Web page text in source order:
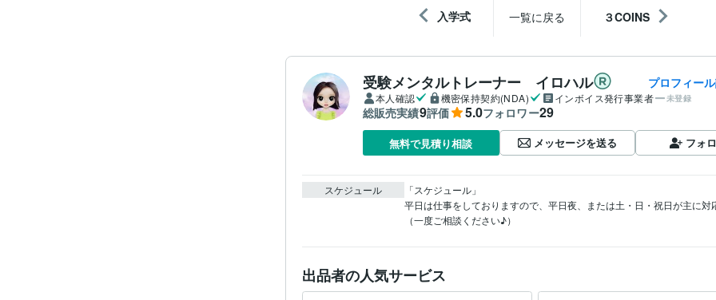
入学式 一覧に戻る ３COINS
受験メンタルトレーナー イロハル プロフィー
本人確認 機密保持契約(NDA) インボイス発行事業者 未登録
総販売実績9評価 5.0フォロワー29
無料で見積り相談 メッセージを送る フォ
スケジュール
「スケジュール」
平日は仕事をしておりますので、平日夜、または土・日・祝日が主に対
（一度ご相談ください♪）
出品者の人気サービス